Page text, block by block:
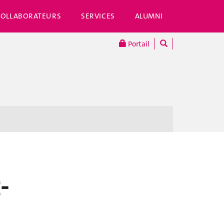
SERVICES ALUMNI
Portail